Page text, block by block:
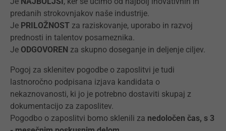
predanih strokovnjakov naše industrije.
Je PRILOŽNOST za raziskovanje, uporabo in razvoj
prednosti in talentov posameznika.
Je ODGOVOREN za skupno doseganje in deljenje ciljev.
Pogoj za sklenitev pogodbe o zaposlitvi je tudi
lastnoročno podpisana izjava kandidata o
nekaznovanosti, ki jo je potrebno dostaviti skupaj z
dokumentacijo za zaposlitev.
Pogodbo o zaposlitvi bomo sklenili za nedoločen čas, s 3